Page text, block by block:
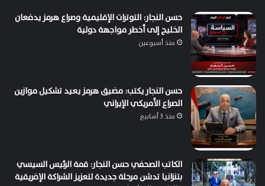
حسن النجار: التوترات الإقليمية وصراع هرمز يدفعان
الخليج إلى أخطر مواجهة دولية
منذ أسبوعين
حسن النجار يكتب: مضيق هرمز يعيد تشكيل موازين
الصراع الأمريكي الإيراني
منذ 3 أسابيع
الكاتب الصحفي حسن النجار: قمة الرئيس السيسي
بتنزانيا تدشن مرحلة جديدة لتعزيز الشراكة الإفريقية